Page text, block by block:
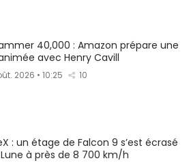
40,000 : Amazon prépare une
avec Henry Cavill
2026 • 10:25 10
: un étage de Falcon 9 s’est écrasé
à près de 8 700 km/h